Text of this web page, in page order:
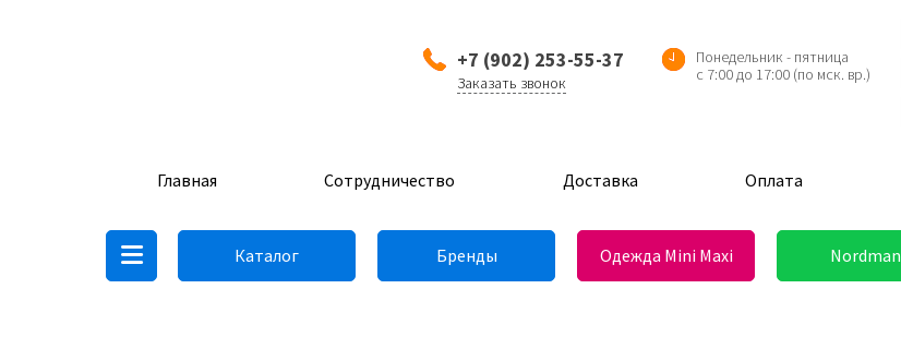
+7 (902) 253-55-37
Заказать звонок
Понедельник - пятница
с 7:00 до 17:00 (по мск. вр.)
Главная Сотрудничество Доставка Оплата
Каталог Бренды Одежда Mini Maxi Nordman